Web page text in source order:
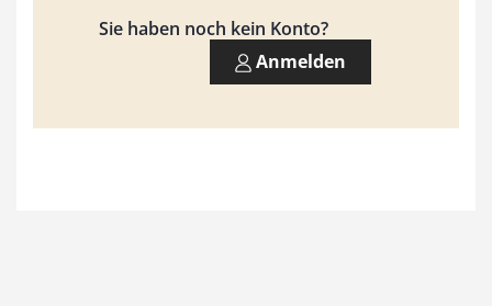
0
0
Sie haben noch kein Konto?
Anmelden